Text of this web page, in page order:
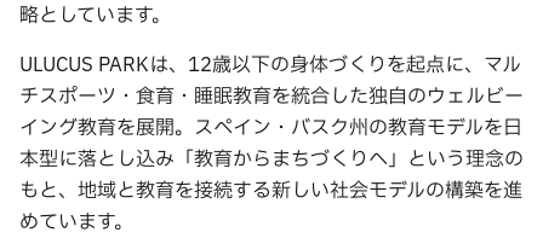
略としています。
ULUCUS PARKは、12歳以下の身体づくりを起点に、マル
チスポーツ・食育・睡眠教育を統合した独自のウェルビー
イング教育を展開。スペイン・バスク州の教育モデルを日
本型に落とし込み「教育からまちづくりへ」という理念の
もと、地域と教育を接続する新しい社会モデルの構築を進
めています。